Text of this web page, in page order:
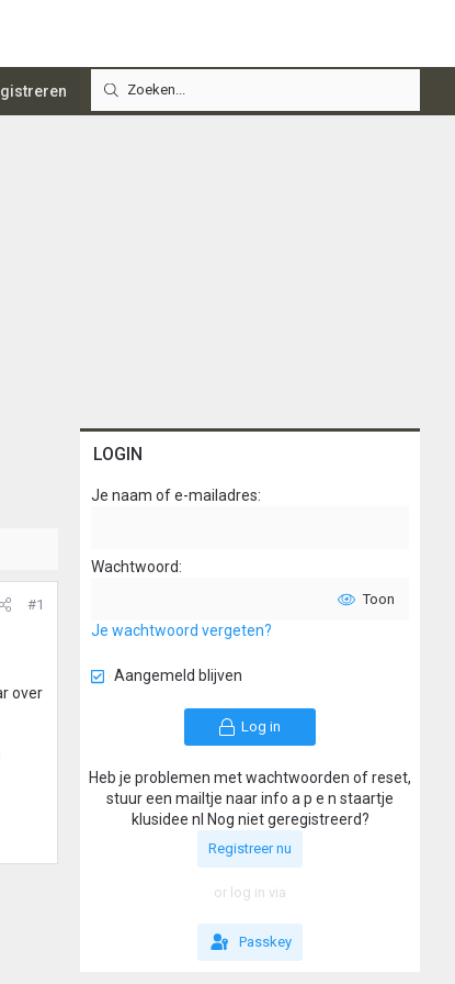
#1
over
LOGIN
Je naam of e-mailadres
Wachtwoord
Toon
Je wachtwoord vergeten?
Aangemeld blijven
Log in
Heb je problemen met wachtwoorden of reset,
stuur een mailtje naar info a p e n staartje
klusidee nl Nog niet geregistreerd?
Registreer nu
or log in via
Passkey